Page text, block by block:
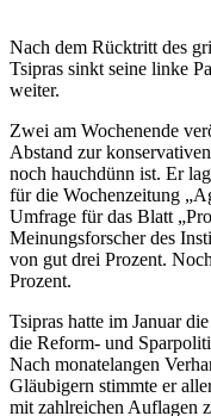
Nach dem Rücktritt des
Tsipras sinkt seine linke
weiter.
Zwei am Wochenende
Abstand zur
noch hauchdünn ist. Er
für die Wochenzeitung
Umfrage für das Blatt
Meinungsforscher des
von gut drei Prozent.
Prozent.
Tsipras hatte im Januar
die Reform- und
Nach monatelangen
Gläubigern stimmte er
mit zahlreichen Auflagen